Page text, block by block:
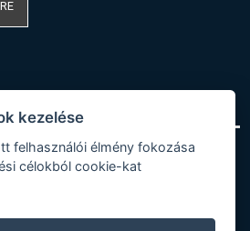
kezelése
felhasználói élmény fokozása
célokból cookie-kat